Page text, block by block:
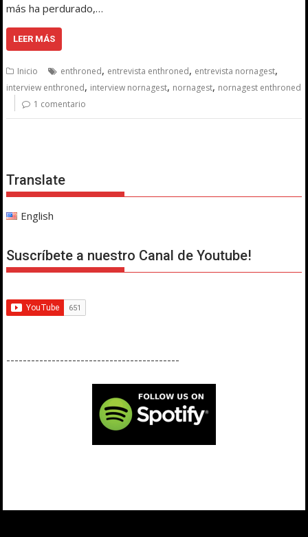
más ha perdurado,…
LEER MÁS
Inicio enthroned, entrevista enthroned, entrevista nornagest,
interview enthroned, interview nornagest, nornagest, nornagest enthroned
1 comentario
Translate
English
Suscríbete a nuestro Canal de Youtube!
------------------------------------------